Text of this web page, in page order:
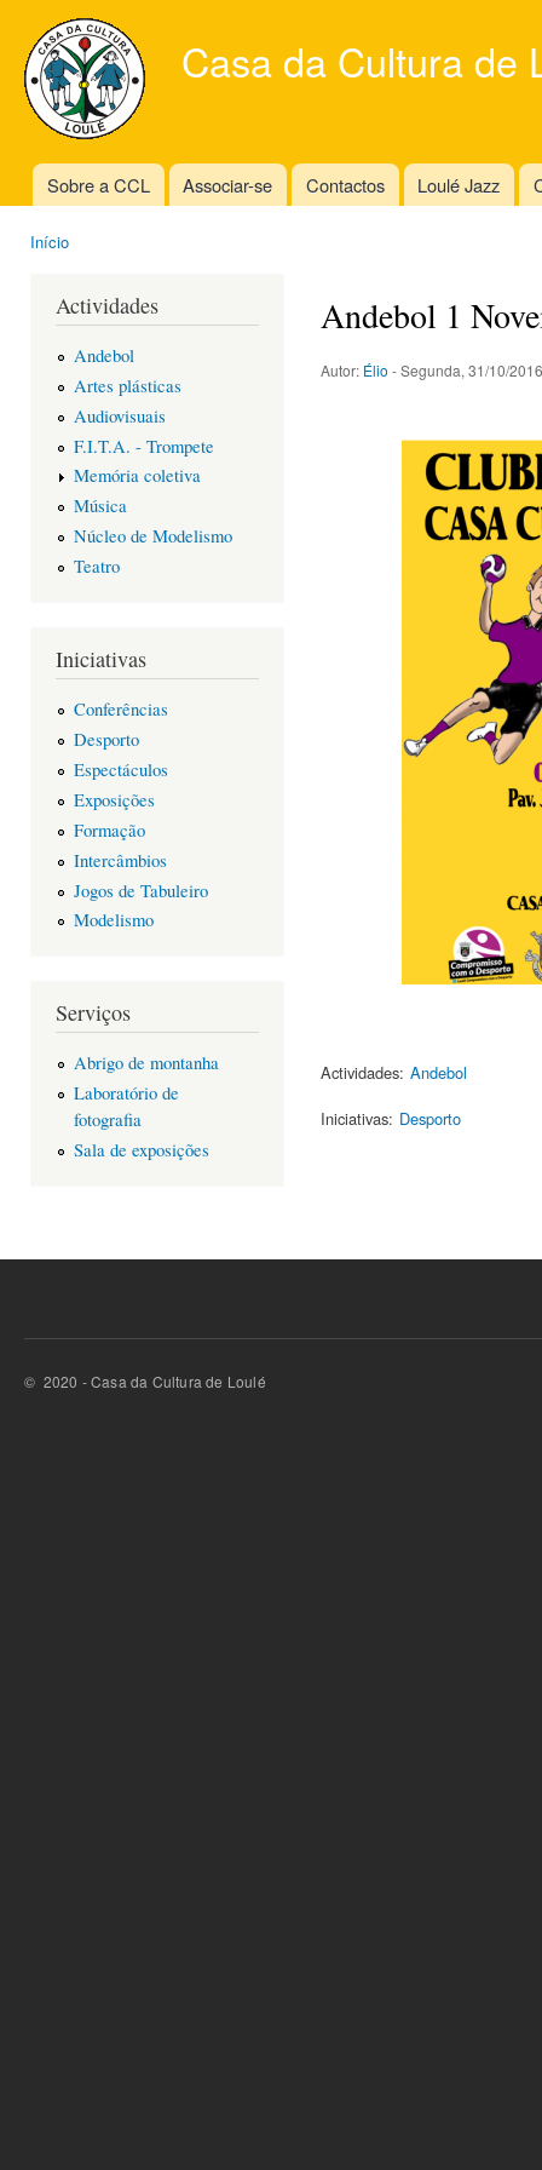
Casa da Cultura de
Main menu
Sobre a CCL Associar-se Contactos Loulé Jazz
Início
Actividades
Andebol
Artes plásticas
Audiovisuais
F.I.T.A. - Trompete
Memória coletiva
Música
Núcleo de Modelismo
Teatro
Iniciativas
Conferências
Desporto
Espectáculos
Exposições
Formação
Intercâmbios
Jogos de Tabuleiro
Modelismo
Serviços
Abrigo de montanha
Laboratório de
fotografia
Sala de exposições
Andebol 1
Autor: Élio - Segunda, 31/10/
Actividades: Andebol
Iniciativas: Desporto
© 2020 - Casa da Cultura de Loulé